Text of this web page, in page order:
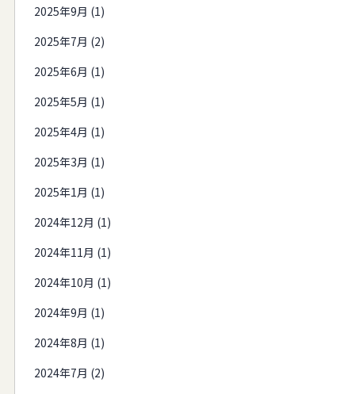
2025年9月 (1)
2025年7月 (2)
2025年6月 (1)
2025年5月 (1)
2025年4月 (1)
2025年3月 (1)
2025年1月 (1)
2024年12月 (1)
2024年11月 (1)
2024年10月 (1)
2024年9月 (1)
2024年8月 (1)
2024年7月 (2)